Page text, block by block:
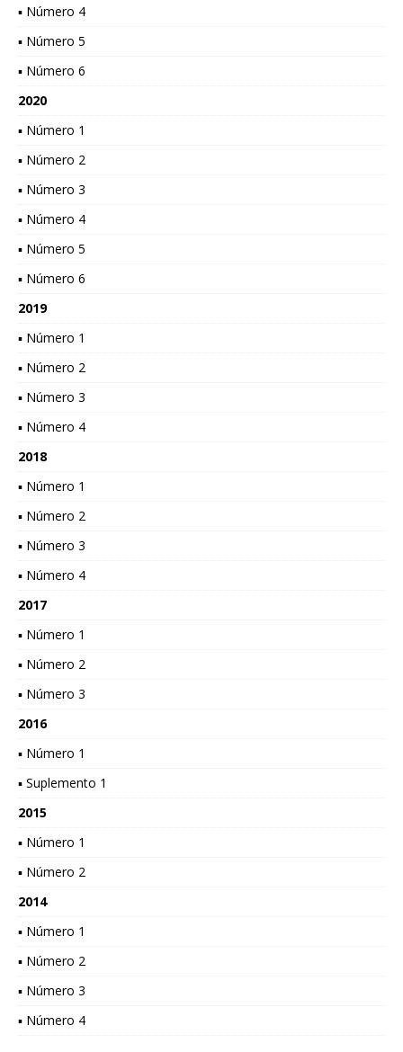
▪ Número 4
▪ Número 5
▪ Número 6
2020
▪ Número 1
▪ Número 2
▪ Número 3
▪ Número 4
▪ Número 5
▪ Número 6
2019
▪ Número 1
▪ Número 2
▪ Número 3
▪ Número 4
2018
▪ Número 1
▪ Número 2
▪ Número 3
▪ Número 4
2017
▪ Número 1
▪ Número 2
▪ Número 3
2016
▪ Número 1
▪ Suplemento 1
2015
▪ Número 1
▪ Número 2
2014
▪ Número 1
▪ Número 2
▪ Número 3
▪ Número 4